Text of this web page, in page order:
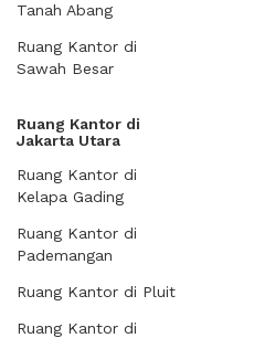
Tanah Abang
Ruang Kantor di
Sawah Besar
Ruang Kantor di
Jakarta Utara
Ruang Kantor di
Kelapa Gading
Ruang Kantor di
Pademangan
Ruang Kantor di Pluit
Ruang Kantor di